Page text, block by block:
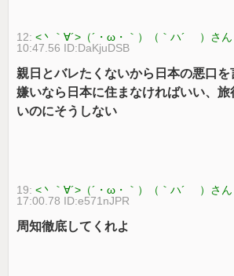
12:<丶｀∀´>（´・ω・｀）（｀ハ´ ）さん
10:47.56 ID:DaKjuDSB
親日とバレたくないから日本の悪口を
嫌いなら日本に住まなければいい、
いのにそうしない
19:<丶｀∀´>（´・ω・｀）（｀ハ´ ）さん
17:00.78 ID:e571nJPR
周知徹底してくれよ